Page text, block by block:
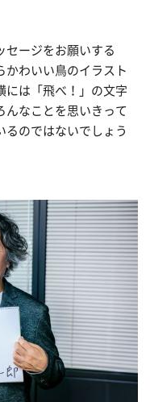
セージをお願いする
かわいい鳥のイラスト
には「飛べ！」の文字
んなことを思いきって
るのではないでしょう